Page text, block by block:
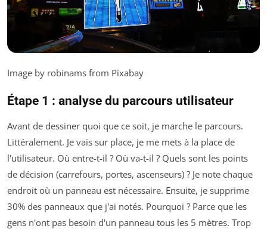
Image by robinams from Pixabay
Étape 1 : analyse du parcours utilisateur
Avant de dessiner quoi que ce soit, je marche le parcours.
Littéralement. Je vais sur place, je me mets à la place de
l'utilisateur. Où entre-t-il ? Où va-t-il ? Quels sont les points
de décision (carrefours, portes, ascenseurs) ? Je note chaque
endroit où un panneau est nécessaire. Ensuite, je supprime
30% des panneaux que j'ai notés. Pourquoi ? Parce que les
gens n'ont pas besoin d'un panneau tous les 5 mètres. Trop